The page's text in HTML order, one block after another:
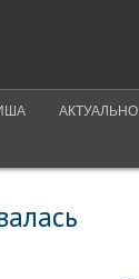
АКТУАЛЬНО